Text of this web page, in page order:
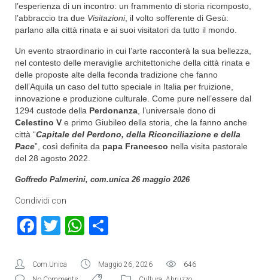
l’esperienza di un incontro: un frammento di storia ricomposto,
l’abbraccio tra due Visitazioni, il volto sofferente di Gesù:
parlano alla città rinata e ai suoi visitatori da tutto il mondo.
Un evento straordinario in cui l’arte racconterà la sua bellezza,
nel contesto delle meraviglie architettoniche della città rinata e
delle proposte alte della feconda tradizione che fanno
dell’Aquila un caso del tutto speciale in Italia per fruizione,
innovazione e produzione culturale. Come pure nell’essere dal
1294 custode della Perdonanza , l’universale dono di
Celestino V e primo Giubileo della storia, che la fanno anche
città “Capitale del Perdono, della Riconciliazione e della
Pace”, così definita da papa Francesco nella visita pastorale
del 28 agosto 2022.
Goffredo Palmerini, com.unica 26 maggio 2026
Condividi con
Facebook
TwitterWhatsApp
Com.Unica Maggio 26, 2026
646